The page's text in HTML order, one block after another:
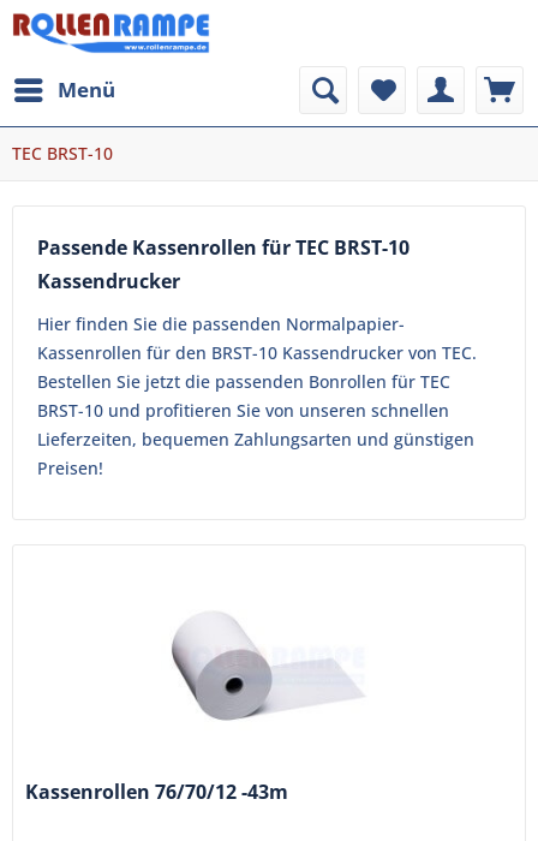
Menü
TEC BRST-10
Passende Kassenrollen für TEC BRST-10
Kassendrucker
Hier finden Sie die passenden Normalpapier-
Kassenrollen für den BRST-10 Kassendrucker von TEC.
Bestellen Sie jetzt die passenden Bonrollen für TEC
BRST-10 und profitieren Sie von unseren schnellen
Lieferzeiten, bequemen Zahlungsarten und günstigen
Preisen!
Kassenrollen 76/70/12 -43m